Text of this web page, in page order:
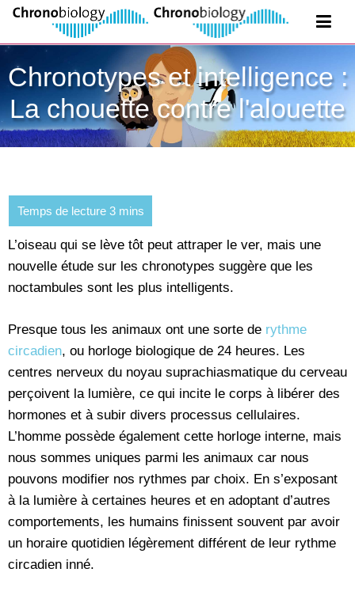
Chronotypes et intelligence :
La chouette contre l'alouette
L’oiseau qui se lève tôt peut attraper le ver, mais une
nouvelle étude sur les chronotypes suggère que les
noctambules sont les plus intelligents.
Presque tous les animaux ont une sorte de rythme
circadien, ou horloge biologique de 24 heures. Les
centres nerveux du noyau suprachiasmatique du cerveau
perçoivent la lumière, ce qui incite le corps à libérer des
hormones et à subir divers processus cellulaires.
L’homme possède également cette horloge interne, mais
nous sommes uniques parmi les animaux car nous
pouvons modifier nos rythmes par choix. En s’exposant
à la lumière à certaines heures et en adoptant d’autres
comportements, les humains finissent souvent par avoir
un horaire quotidien légèrement différent de leur rythme
circadien inné.